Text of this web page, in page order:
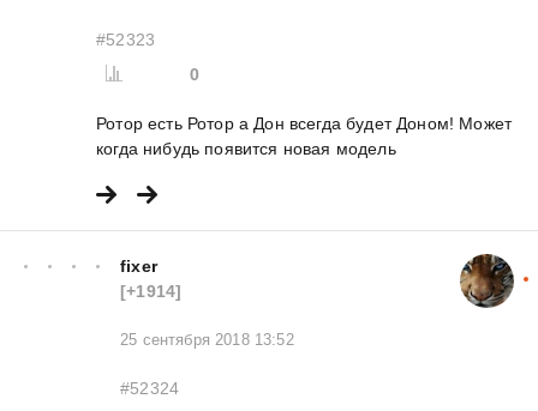
#52323
0
Ротор есть Ротор а Дон всегда будет Доном! Может
когда нибудь появится новая модель
fixer
[+1914]
25 сентября 2018 13:52
#52324